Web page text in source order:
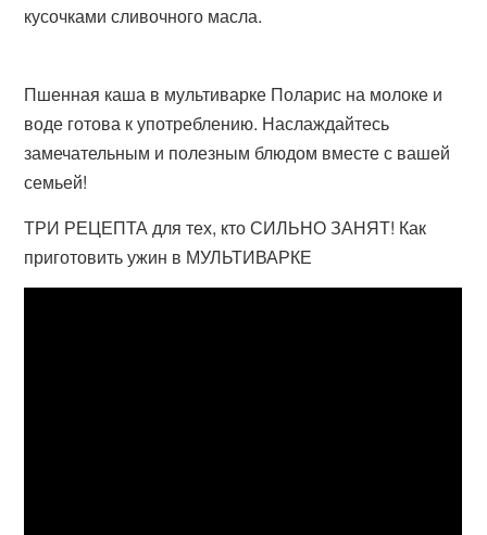
кусочками сливочного масла.
Пшенная каша в мультиварке Поларис на молоке и
воде готова к употреблению. Наслаждайтесь
замечательным и полезным блюдом вместе с вашей
семьей!
ТРИ РЕЦЕПТА для тех, кто СИЛЬНО ЗАНЯТ! Как
приготовить ужин в МУЛЬТИВАРКЕ